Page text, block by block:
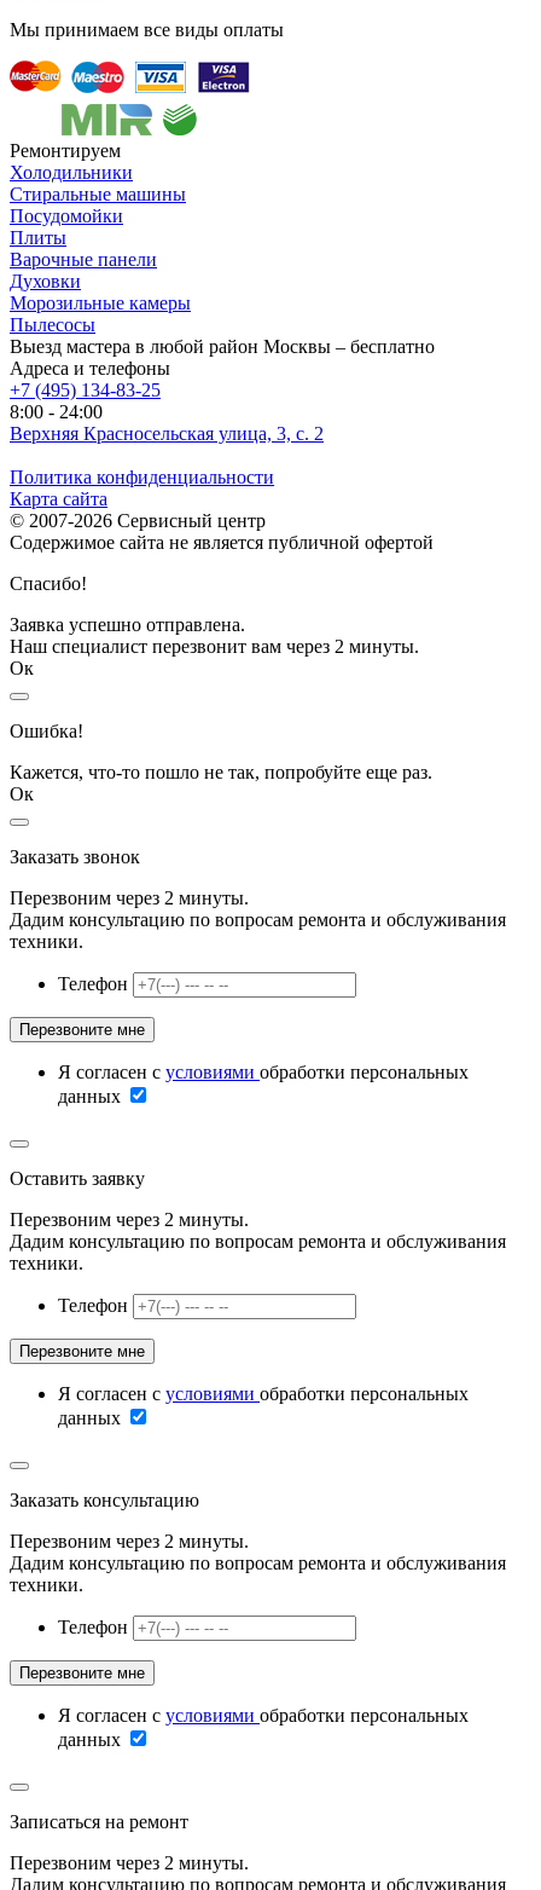
Мы принимаем все виды оплаты
Ремонтируем
Холодильники
Стиральные машины
Посудомойки
Плиты
Варочные панели
Духовки
Морозильные камеры
Пылесосы
Выезд мастера в любой район Москвы – бесплатно
Адреса и телефоны
+7 (495) 134-83-25
8:00 - 24:00
Верхняя Красносельская улица, 3, с. 2
Политика конфиденциальности
Карта сайта
© 2007-2026 Сервисный центр
Содержимое сайта не является публичной офертой
Спасибо!
Заявка успешно отправлена.
Наш специалист перезвонит вам через 2 минуты.
Ок
Ошибка!
Кажется, что-то пошло не так, попробуйте еще раз.
Ок
Заказать звонок
Перезвоним через 2 минуты.
Дадим консультацию по вопросам ремонта и обслуживания
техники.
Телефон
Я согласен с условиями обработки персональных
данных
Оставить заявку
Перезвоним через 2 минуты.
Дадим консультацию по вопросам ремонта и обслуживания
техники.
Телефон
Я согласен с условиями обработки персональных
данных
Заказать консультацию
Перезвоним через 2 минуты.
Дадим консультацию по вопросам ремонта и обслуживания
техники.
Телефон
Я согласен с условиями обработки персональных
данных
Записаться на ремонт
Перезвоним через 2 минуты.
Дадим консультацию по вопросам ремонта и обслуживания